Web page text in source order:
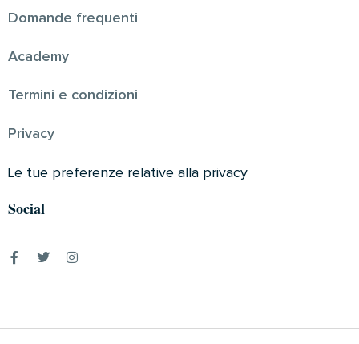
Domande frequenti
Academy
Termini e condizioni
Privacy
Le tue preferenze relative alla privacy
Social